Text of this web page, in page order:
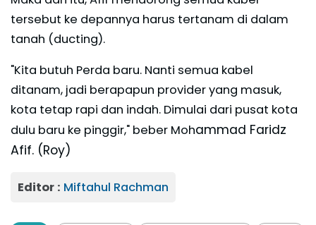
tersebut ke depannya harus tertanam di dalam
tanah (ducting).
"Kita butuh Perda baru. Nanti semua kabel
ditanam, jadi berapapun provider yang masuk,
kota tetap rapi dan indah. Dimulai dari pusat kota
dulu baru ke pinggir," beber Mohammad Faridz
Afif. (Roy)
Editor : Miftahul Rachman